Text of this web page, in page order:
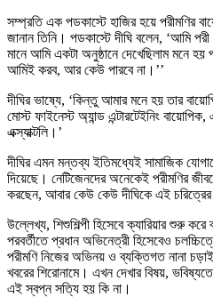
সম্প্রতি এক পডকাস্টে হাজির হয়ে পরীমণির
জানান তিনি। পডকাস্টে দীঘি বলেন, ‘আমি
মানে আমি একটা অনুষ্ঠানে দেখেছিলাম মনে
আমিই করব, আর কেউ পারবে না।’’
দীঘির ভাষ্যে, ‘কিন্তু আমার মনে হয় তার
মোস্ট ফাইনেস্ট অ্যান্ড এন্টারটেইনিং
এক্স্যাক্টলি।’
দীঘির এমন মন্তব্য ইতিমধ্যেই সামাজিক
দিয়েছে। নেটিজেনদের অনেকেই পরীমণির
করছেন, আবার কেউ কেউ দীঘিকে এই
উল্লেখ্য, শিশুশিল্পী হিসেবে ক্যারিয়ার শুরু
পরবর্তীতে প্রধান অভিনেত্রী হিসেবেও
পরীমণি নিজের অভিনয় ও ব্যক্তিগত নানা
খবরের শিরোনামে। এখন দেখার বিষয়,
এই স্বপ্ন সত্যি হয় কি না।